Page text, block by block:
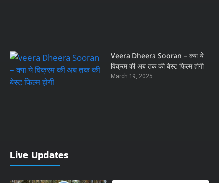
Veera Dheera Sooran – क्या ये
विक्रम की अब तक की बेस्ट फिल्म होगी
March 19, 2025
Live Updates